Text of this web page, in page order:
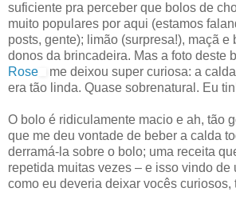
suficiente pra perceber que bolos de
muito populares por aqui (estamos
posts, gente); limão (surpresa!), maçã e
donos da brincadeira. Mas a foto deste
Rose
me deixou super curiosa: a
era tão linda. Quase sobrenatural. Eu
O bolo é ridiculamente macio e ah, tão
que me deu vontade de beber a calda
derramá-la sobre o bolo; uma receita
repetida muitas vezes – e isso vindo de
como eu deveria deixar vocês curiosos,